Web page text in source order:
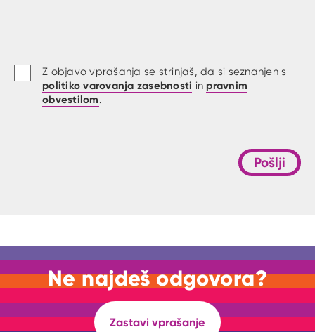
Z objavo vprašanja se strinjaš, da si seznanjen s
politiko varovanja zasebnosti in pravnim
obvestilom.
Pošlji
Ne najdeš odgovora?
Zastavi vprašanje